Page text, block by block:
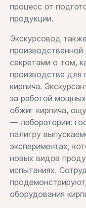
процесс от
продукции.
Экскурсовод
производственной
секретами о том,
производстве для
кирпича.
за работой
обжиг кирпича,
— лаборатории:
палитру
экспериментах,
новых видов
испытаниях.
оборудования